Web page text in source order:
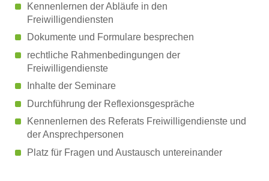
Kennenlernen der Abläufe in den
Freiwilligendiensten
Dokumente und Formulare besprechen
rechtliche Rahmenbedingungen der
Freiwilligendienste
Inhalte der Seminare
Durchführung der Reflexionsgespräche
Kennenlernen des Referats Freiwilligendienste und
der Ansprechpersonen
Platz für Fragen und Austausch untereinander